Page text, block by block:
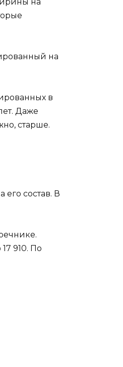
на
в
Даже
старше.
состав. В
910. По